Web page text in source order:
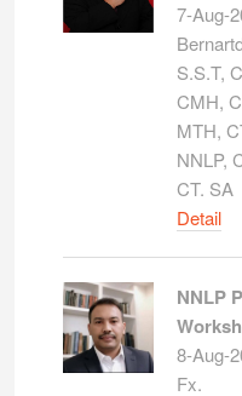
7-Aug-
S.S.T,
CMH,
MTH,
NNLP,
CT. SA
Detail
NNLP
8-Aug-
Fx.